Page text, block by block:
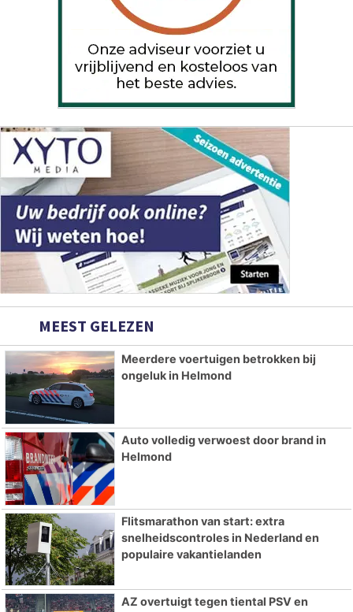
MEEST GELEZEN
Meerdere voertuigen betrokken bij
ongeluk in Helmond
Auto volledig verwoest door brand in
Helmond
Flitsmarathon van start: extra
snelheidscontroles in Nederland en
populaire vakantielanden
AZ overtuigt tegen tiental PSV en